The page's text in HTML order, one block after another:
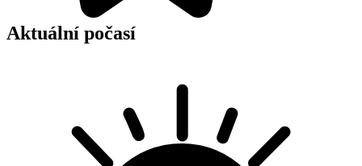
Aktuální počasí